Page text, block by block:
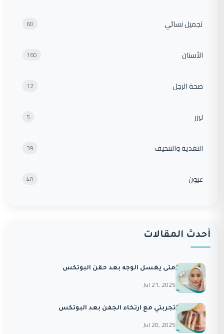
تجميل نسائي 60
الأسنان 160
صحة الرجل 12
ليزر 5
التغذية والتنحيف 39
عيون 40
أحدث المقالات
متى يغسل الوجه بعد حقن البوتكس
Jul 21, 2025
تجربتي مع ارتخاء الجفن بعد البوتكس
Jul 20, 2025